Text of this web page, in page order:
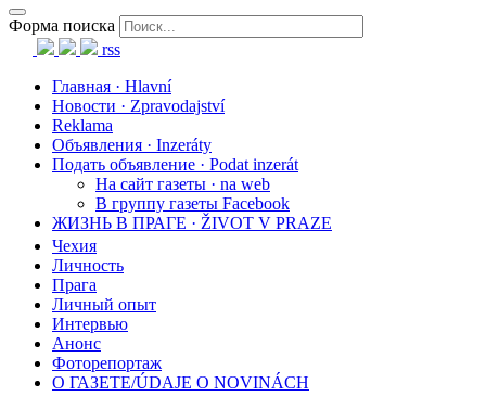
Форма поиска
rss
Главная · Hlavní
Новости · Zpravodajství
Reklama
Объявления · Inzeráty
Подать объявление · Podat inzerát
На сайт газеты · na web
В группу газеты Facebook
ЖИЗНЬ В ПРАГЕ · ŽIVOT V PRAZE
Чехия
Личность
Прага
Личный опыт
Интервью
Анонс
Фоторепортаж
О ГАЗЕТЕ/ÚDAJE O NOVINÁCH